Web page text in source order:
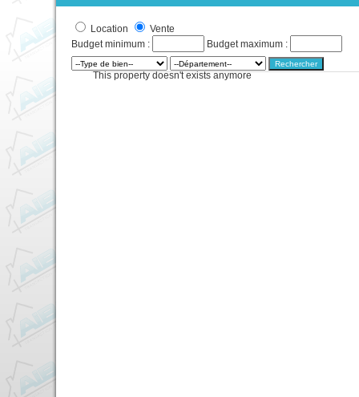
Location
Vente
Budget minimum :
Budget maximum :
This property doesn't exists anymore